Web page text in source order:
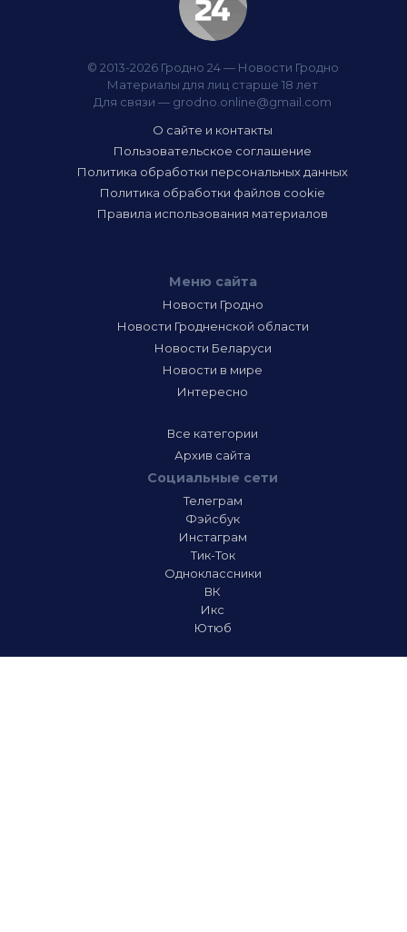
© 2013-2026 Гродно 24 — Новости Гродно
Материалы для лиц старше 18 лет
Для связи — grodno.online@gmail.com
О сайте и контакты
Пользовательское соглашение
Политика обработки персональных данных
Политика обработки файлов cookie
Правила использования материалов
Меню сайта
Новости Гродно
Новости Гродненской области
Новости Беларуси
Новости в мире
Интересно
Все категории
Архив сайта
Социальные сети
Телеграм
Фэйсбук
Инстаграм
Тик-Ток
Одноклассники
ВК
Икс
Ютюб